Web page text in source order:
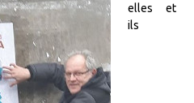
elles et
ils